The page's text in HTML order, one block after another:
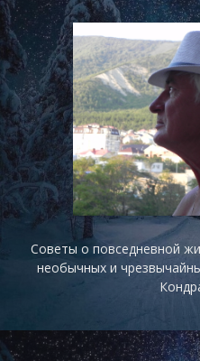
Советы о повседневной
необычных и